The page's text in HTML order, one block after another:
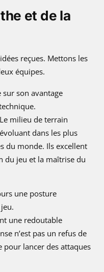
et de la
reçues. Mettons les
équipes.
sur son avantage
milieu de terrain
dans les plus
du monde. Ils excellent
du jeu et la maîtrise du
une posture
une redoutable
n’est pas un refus de
pour lancer des attaques